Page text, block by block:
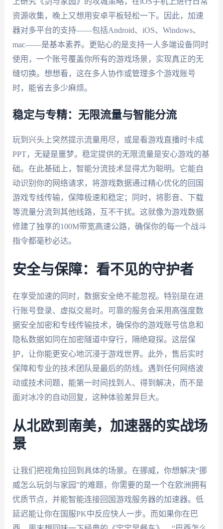
资源收集，晚上又想用安卓平板轻松一下。因此，加速
器对多平台的支持——包括Android、iOS、Windows、
mac——是基本素养。更贴心的是支持一人多端设备同时
使用，一个账号覆盖你所有的游戏场景，实现真正的无
缝切换。想想看，这在多人协作或管理多个游戏账号
时，能省去多少麻烦。
稳定与专精：无限流量与智能分流
玩到兴头上突然提示流量用尽，或是看游戏直播时卡成
PPT，无疑是噩梦。稳定提供的无限流量是安心游戏的基
础。在此基础上，智能分流技术显得尤为聪明。它能自
动识别你的网络请求，将游戏数据通过精心优化的回国
游戏专线传输，保障极速和稳定；同时，将影音、下载
等流量分流到其他线路，互不干扰。这就像为游戏数据
修建了独享的100M带宽高速公路，确保你的每一个战斗
指令都毫秒必达。
安全与保障：看不见的守护者
在享受加速的同时，数据安全绝不能忽视。特别是在进
行账号登录、虚拟交易时。可靠的服务会采用高强度数
据安全加密和专线传输技术，确保你的游戏账号信息和
隐私数据如同在加密隧道中穿行，隔绝窥探。这层保
护，让你能更安心地沉浸于游戏世界。此外，售后实时
保障和专业的技术团队是最后的防线。遇到任何网络波
动或技术问题，能第一时间找到人、得到解决，而不是
面对冰冷的自动回复，这种体验差异巨大。
从北欧到南美，加速器的实战场
景
让我们把视角拉回到具体的场景。在挪威，你想解决“挪
威怎么玩剑与家园”的难题，你需要的是一个在欧洲拥有
优质节点，并能智能连接回国游戏服务器的加速器。低
延迟能让你在国服PK中反应快人一步。而如果你在巴